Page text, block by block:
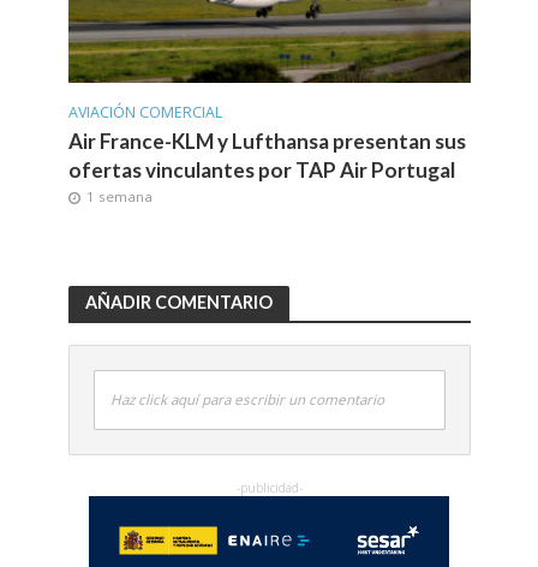
AVIACIÓN COMERCIAL
Air France-KLM y Lufthansa presentan sus
ofertas vinculantes por TAP Air Portugal
1 semana
AÑADIR COMENTARIO
Haz click aquí para escribir un comentario